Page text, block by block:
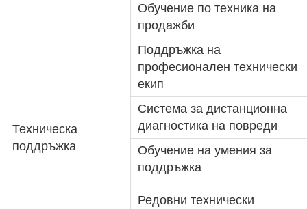
Обучение по техника на
продажби
Техническа
поддръжка
Поддръжка на
професионален технически
екип
Система за дистанционна
диагностика на повреди
Обучение на умения за
поддръжка
Редовни технически